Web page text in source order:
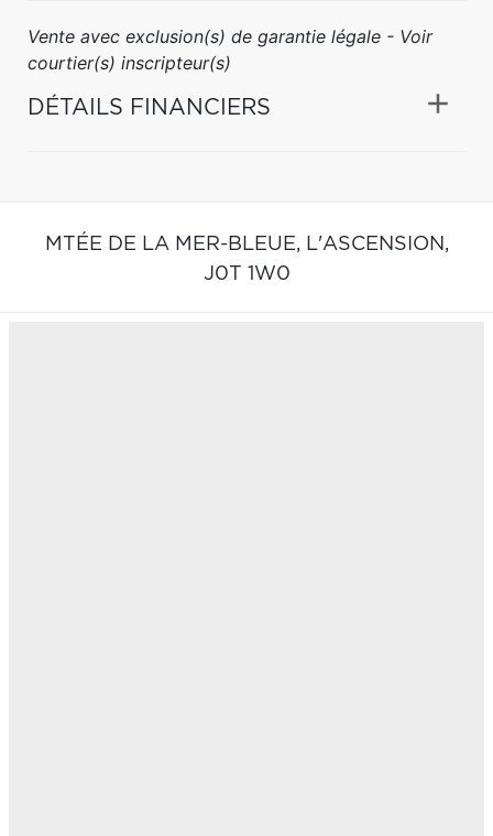
Vente avec exclusion(s) de garantie légale - Voir
courtier(s) inscripteur(s)
DÉTAILS FINANCIERS
MTÉE DE LA MER-BLEUE, L'ASCENSION,
J0T 1W0